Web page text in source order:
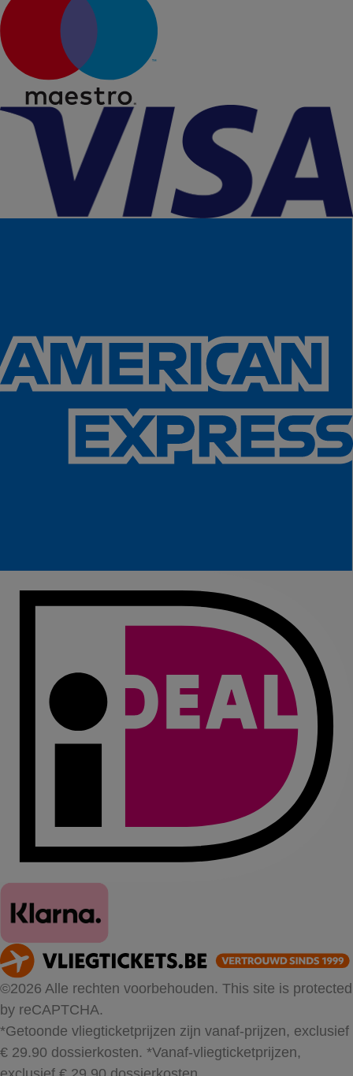
©2026 Alle rechten voorbehouden. This site is protected
by reCAPTCHA.
*Getoonde vliegticketprijzen zijn vanaf-prijzen, exclusief
€ 29.90 dossierkosten. *Vanaf-vliegticketprijzen,